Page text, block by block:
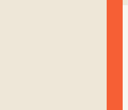
NATURAL]